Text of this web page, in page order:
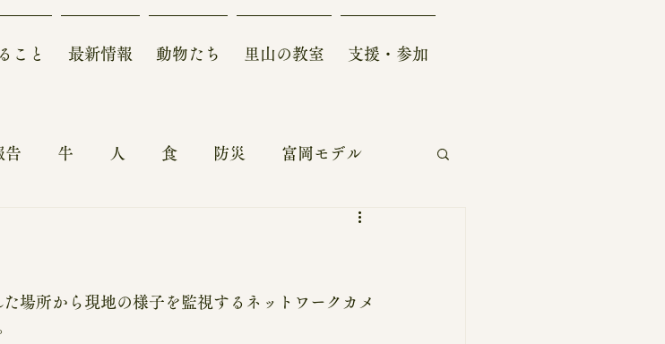
こと 最新情報 動物たち 里山の教室 支援・参加
告 牛 人 食 防災 富岡モデル
園、見学、体験、スタディーツアー 学術/研究開発
場所から現地の様子を監視するネットワークカメ